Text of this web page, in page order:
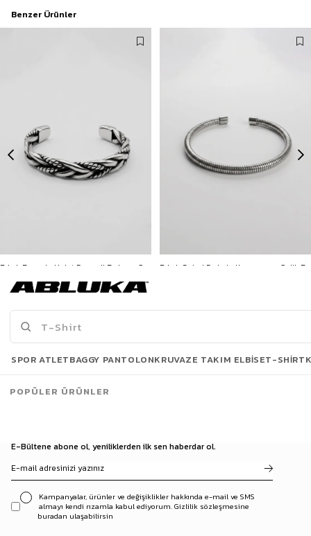
Benzer Ürünler
799,90 TL
İNDİRİM
İNDİRİM
Son Bakılanlar
E-Bültene abone ol, yeniliklerden ilk sen haberdar ol.
Kampanyalar, ürünler ve değişiklikler hakkında e-mail ve SMS
almayı kendi rızamla kabul ediyorum. Gizlilik sözleşmesine
buradan ulaşabilirsin
SPOR ATLETBAGGY PANTOLONKRUVAZE TAKIM ELBISET-SHIRT
POPÜLER ÜRÜNLER